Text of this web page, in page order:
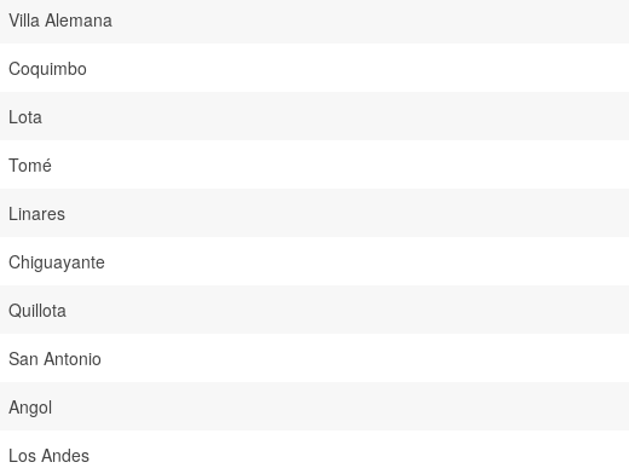
Villa Alemana
Coquimbo
Lota
Tomé
Linares
Chiguayante
Quillota
San Antonio
Angol
Los Andes